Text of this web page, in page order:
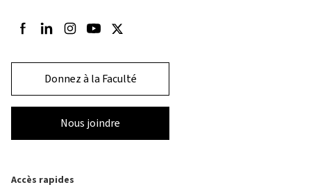
Suivez-nous sur Facebook
Suivez-nous sur LinkedIn
Suivez-nous sur Instagram
Suivez-nous sur Youtube
Suivez-nous sur Twitter
Donnez à la Faculté
Nous joindre
Accès rapides